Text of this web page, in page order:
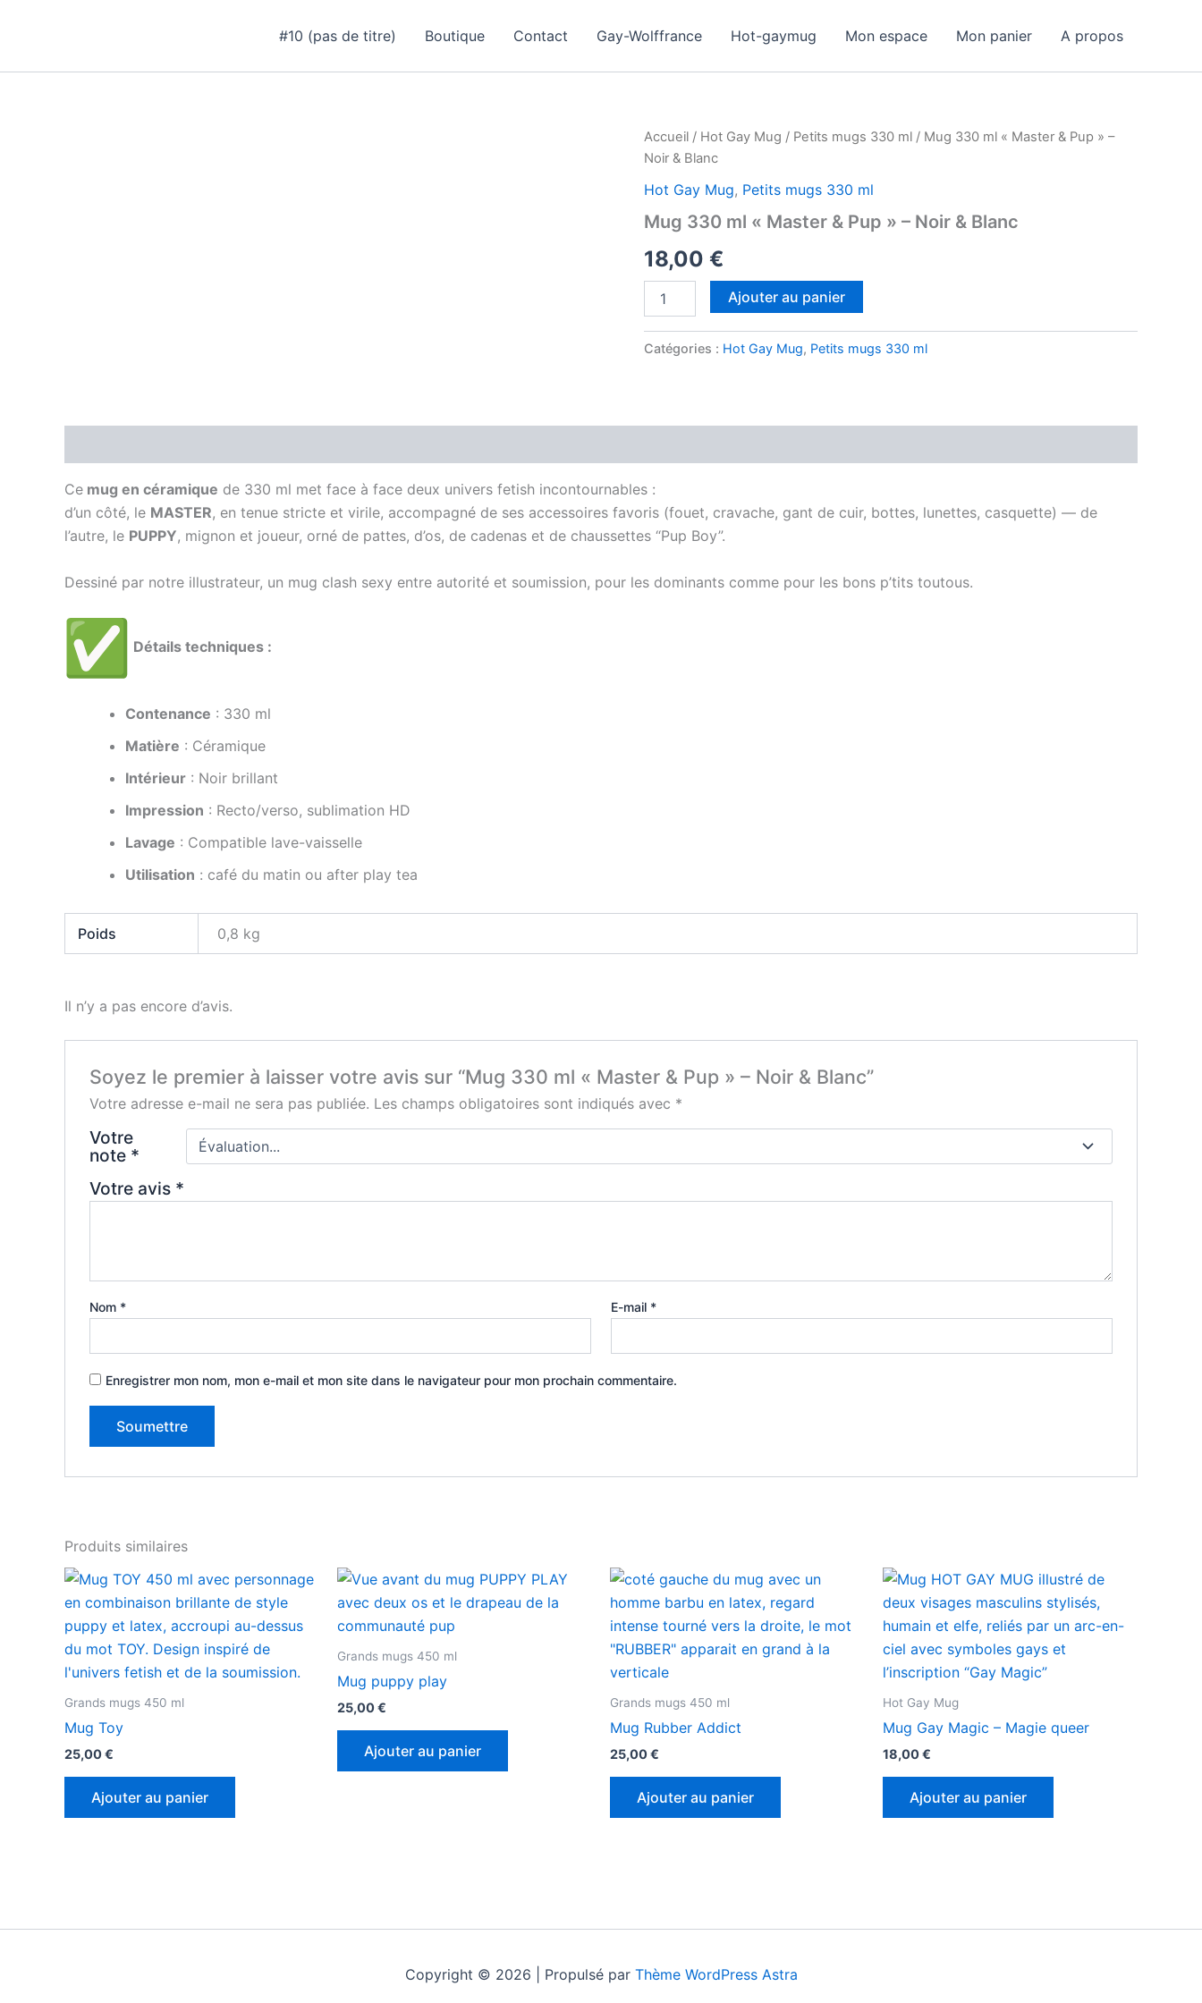
#10 (pas de titre) Boutique Contact Gay-Wolffrance Hot-gaymug Mon espace Mon panier A propos
Accueil / Hot Gay Mug / Petits mugs 330 ml / Mug 330 ml « Master & Pup » –
Noir & Blanc
Hot Gay Mug, Petits mugs 330 ml
Mug 330 ml « Master & Pup » – Noir & Blanc
18,00 €
330
&
Blanc
Ajouter au panier
Catégories : Hot Gay Mug, Petits mugs 330 ml
Ce mug en céramique de 330 ml met face à face deux univers fetish incontournables :
d’un côté, le MASTER, en tenue stricte et virile, accompagné de ses accessoires favoris (fouet, cravache, gant de cuir, bottes, lunettes, casquette) — de
l’autre, le PUPPY, mignon et joueur, orné de pattes, d’os, de cadenas et de chaussettes “Pup Boy”.
Dessiné par notre illustrateur, un mug clash sexy entre autorité et soumission, pour les dominants comme pour les bons p’tits toutous.
Détails techniques :
Contenance : 330 ml
Matière : Céramique
Intérieur : Noir brillant
Impression : Recto/verso, sublimation HD
Lavage : Compatible lave-vaisselle
Utilisation : café du matin ou after play tea
Poids 0,8 kg
Il n’y a pas encore d’avis.
Soyez le premier à laisser votre avis sur “Mug 330 ml « Master & Pup » – Noir & Blanc”
Votre adresse e-mail ne sera pas publiée. Les champs obligatoires sont indiqués avec *
Votre
note *
Votre avis *
Nom * E-mail *
Enregistrer mon nom, mon e-mail et mon site dans le navigateur pour mon prochain commentaire.
Produits similaires
Grands mugs 450 ml
Mug Toy
25,00€
Ajouter au panier
Grands mugs 450 ml
Mug puppy play
25,00€
Ajouter au panier
Grands mugs 450 ml
Mug Rubber Addict
25,00€
Ajouter au panier
Hot Gay Mug
Mug Gay Magic – Magie queer
18,00€
Ajouter au panier
Copyright © 2026 | Propulsé par Thème WordPress Astra